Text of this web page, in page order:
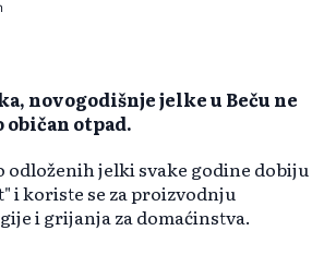
novogodišnje jelke u Beču ne
običan otpad.
odloženih jelki svake godine dobiju
i koriste se za proizvodnju
i grijanja za domaćinstva.